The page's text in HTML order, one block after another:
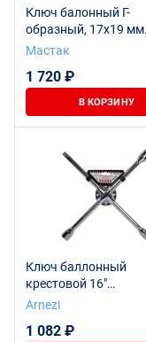
Ключ балонный Г-
образный, 17х19 мм
МАСТАК 011-42265
Мастак
1 720 ₽
В КОРЗИНУ
Ключ баллонный
крестовой 16"
17x19x21x1/2"DR, CrV,
R1050105
Arnezi
1 082 ₽